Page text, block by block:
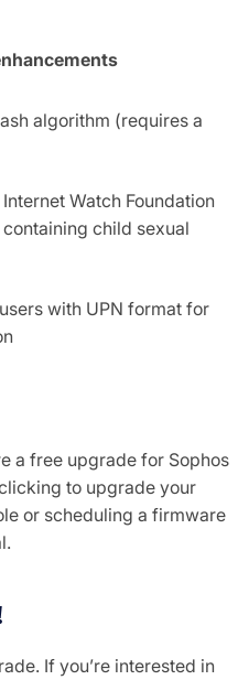
algorithm (requires a
Watch Foundation
child sexual
with UPN format for
a free upgrade for Sophos
to upgrade your
or scheduling a firmware
If you’re interested in